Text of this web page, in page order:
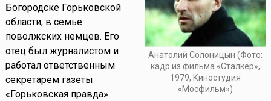
Анатолий Солоницын (Фото:
кадр из фильма «Сталкер»,
1979, Киностудия
«Мосфильм»)
Богородске Горьковской
области, в семье
поволжских немцев. Его
отец был журналистом и
работал ответственным
секретарем газеты
«Горьковская правда».